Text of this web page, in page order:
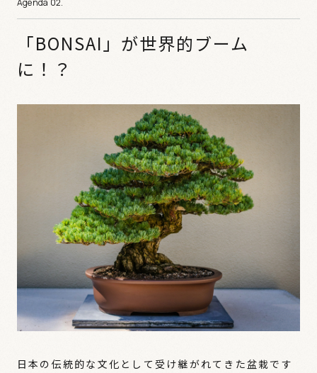
「BONSAI」が世界的ブーム
に！？
日本の伝統的な文化として受け継がれてきた盆栽です